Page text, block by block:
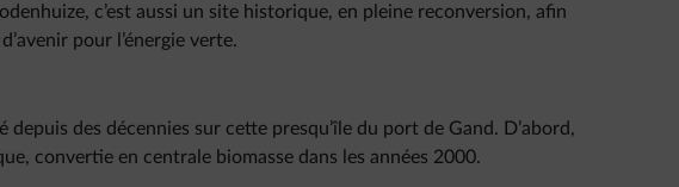
c’est aussi un site historique, en pleine reconversion, afin
pour l’énergie verte.
depuis des décennies sur cette presqu’île du port de Gand. D’abord,
convertie en centrale biomasse dans les années 2000.